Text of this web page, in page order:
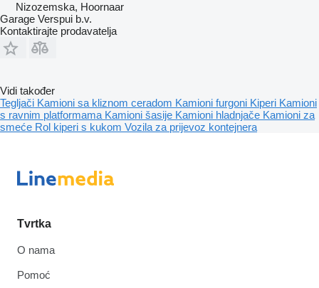
Nizozemska, Hoornaar
Garage Verspui b.v.
Kontaktirajte prodavatelja
Vidi također
Tegljači Kamioni sa kliznom ceradom Kamioni furgoni Kiperi Kamioni
s ravnim platformama Kamioni šasije Kamioni hladnjače Kamioni za
smeće Rol kiperi s kukom Vozila za prijevoz kontejnera
Tvrtka
O nama
Pomoć